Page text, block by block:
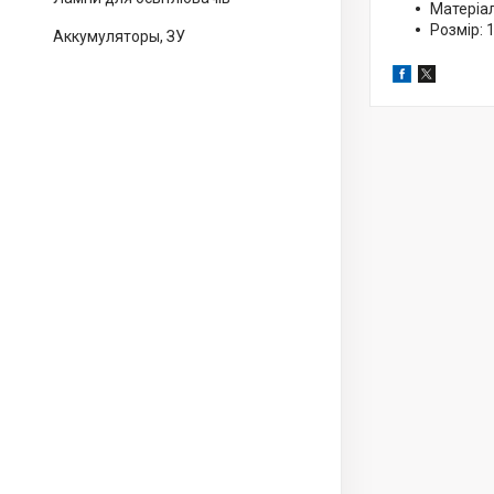
Аккумуляторы, ЗУ
Розмір: